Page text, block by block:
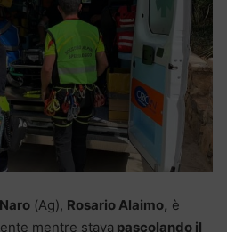
Naro (Ag), Rosario Alaimo, è
mentre stava pascolando il